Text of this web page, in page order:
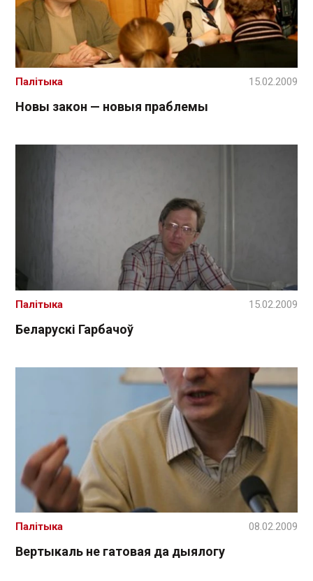
Новы закон — новыя праблемы
Палітыка 15.02.2009
Беларускі Гарбачоў
Палітыка 15.02.2009
Вертыкаль не гатовая да дыялогу
Палітыка 08.02.2009